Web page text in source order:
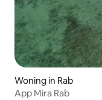
Woning in Rab
App Mira Rab